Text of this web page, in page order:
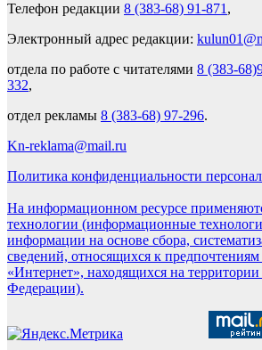
Телефон редакции 8 (383-68) 91-871 ,
Электронный адрес редакции:
отдела по работе с читателями 8 (383-
332,
отдел рекламы 8 (383-68) 97-296.
Kn-reklama@mail.ru
Политика конфиденциальности
На информационном ресурсе
технологии (информационные
информации на основе сбора,
сведений, относящихся к предпочтениям
«Интернет», находящихся на
Федерации).